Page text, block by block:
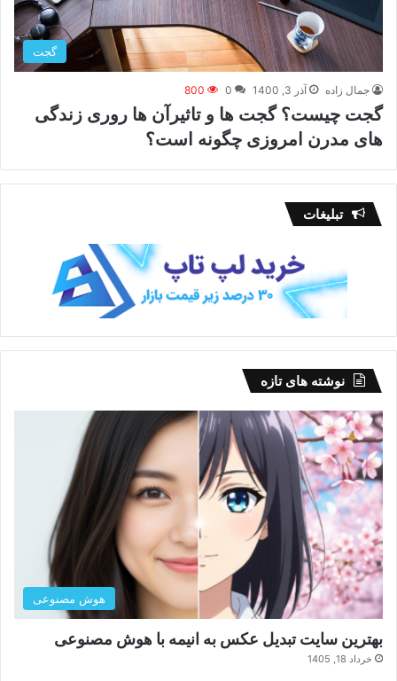
گجت
جمال زاده آذر 3, 1400 0
800
گجت چیست؟ گجت ها و تاثیرآن ها روری زندگی
های مدرن امروزی چگونه است؟
تبلیغات
نوشته های تازه
هوش مصنوعی
بهترین سایت تبدیل عکس به انیمه با هوش مصنوعی
خرداد 18, 1405